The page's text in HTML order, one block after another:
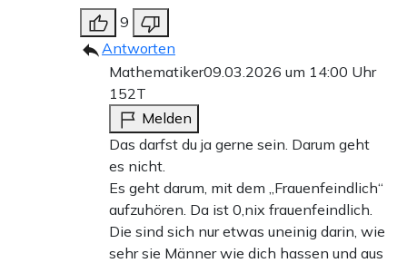
9
Antworten
Mathematiker09.03.2026 um 14:00 Uhr
152T
Melden
Das darfst du ja gerne sein. Darum geht
es nicht.
Es geht darum, mit dem „Frauenfeindlich“
aufzuhören. Da ist 0,nix frauenfeindlich.
Die sind sich nur etwas uneinig darin, wie
sehr sie Männer wie dich hassen und aus